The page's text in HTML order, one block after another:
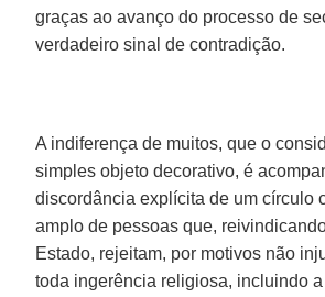
graças ao avanço do processo de
verdadeiro sinal de contradição.
A indiferença de muitos, que o
simples objeto decorativo, é
discordância explícita de um círculo
amplo de pessoas que,
Estado, rejeitam, por motivos não
toda ingerência religiosa, incluindo